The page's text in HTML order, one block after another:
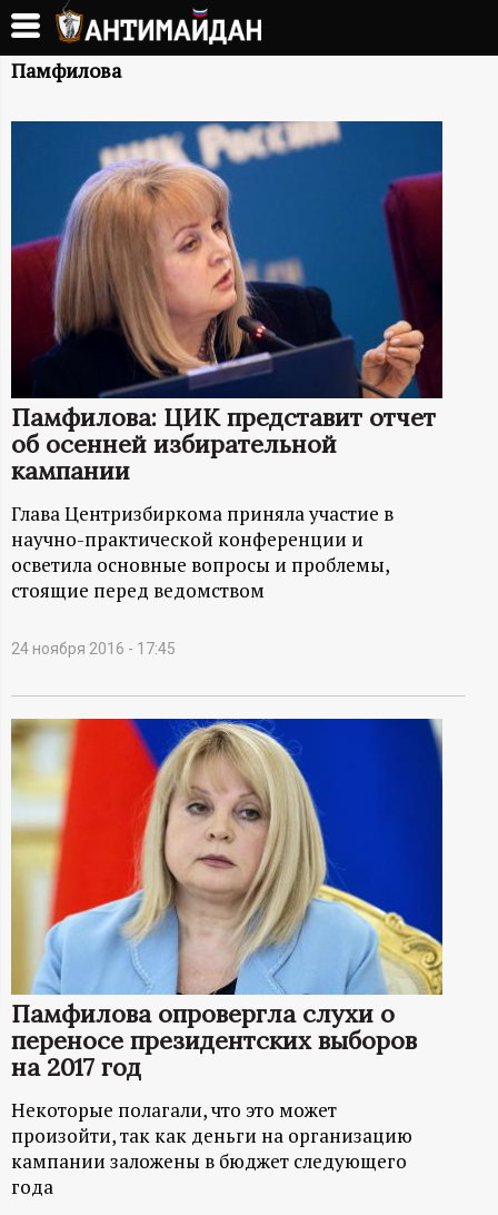
Перейти
основному
А
Н
И
М
Й
Д
А
Н
-
и
н
ф
о
р
ц
и
о
н
Памфилова
Памфилова: ЦИК представит отчет
об осенней избирательной
кампании
Глава Центризбиркома приняла участие в
научно-практической конференции и
осветила основные вопросы и проблемы,
стоящие перед ведомством
24 ноября 2016 - 17:45
Памфилова опровергла слухи о
переносе президентских выборов
на 2017 год
Некоторые полагали, что это может
произойти, так как деньги на организацию
кампании заложены в бюджет следующего
года